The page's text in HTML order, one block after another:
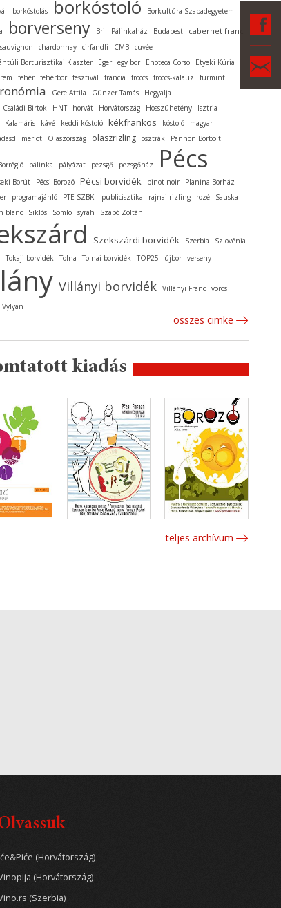
borkóstolás borkóstoló Borkultúra Szabadegyetem
borverseny Brill Pálinkaház Budapest cabernet franc
chardonnay cirfandli CMB cuvée
Borturisztikai Klaszter
Eger egy bor Enoteca Corso
Etyeki Kúria
fehér fehérbor fesztivál francia fröccs fröccs-kalauz furmint
Gere Attila Günzer Tamás
Hegyalja
Családi Birtok
HNT horvát Horvátország Hosszúhetény Isztria
Kalamáris kávé keddi kóstoló kékfrankos kóstoló
magyar
merlot Olaszország olaszrizling osztrák Pannon Borbolt
pálinka pályázat pezsgő pezsgőház Pécs
Borút Pécsi Borozó Pécsi borvidék pinot noir
Planina Borház
programajánló PTE SZBKI publicisztika rajnai rizling rozé
Sauska
blanc
Siklós Somló syrah Szabó Zoltán
Szekszárdi borvidék Szerbia Szlovénia
Tokaji borvidék Tolna Tolnai borvidék TOP25 újbor verseny
Villányi borvidék Villányi Franc vörös
Vylyan
összes cimke
kiadás
teljes archívum
(Horvátország)
(Horvátország)
(Szerbia)